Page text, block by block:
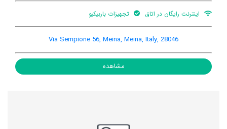
اینترنت رایگان در اتاق تجهیزات باربیکیو
Via Sempione 56, Meina, Meina, Italy, 28046
مشاهده